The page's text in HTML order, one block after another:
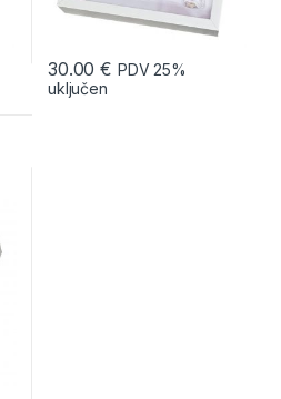
30.00€ PDV 25%
uključen